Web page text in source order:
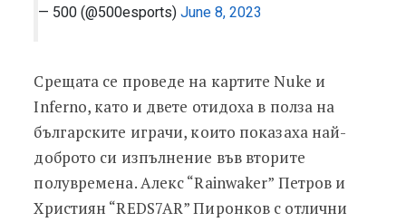
— 500 (@500esports)June 8, 2023
Срещата се проведе на картите Nuke и
Inferno, като и двете отидоха в полза на
българските играчи, които показаха най-
доброто си изпълнение във вторите
полувремена. Алекс “Rainwaker” Петров и
Християн “REDS7AR” Пиронков с отлични